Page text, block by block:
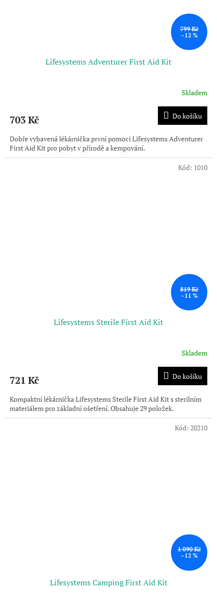
799 Kč
–12 %
Lifesystems Adventurer First Aid Kit
Skladem
703 Kč Do košíku
Dobře vybavená lékárnička první pomoci Lifesystems Adventurer
First Aid Kit pro pobyt v přírodě a kempování.
819 Kč
–11 %
Lifesystems Sterile First Aid Kit
Skladem
721 Kč Do košíku
Kompaktní lékárnička Lifesystems Sterile First Aid Kit s sterilním
materiálem pro základní ošetření. Obsahuje 29 položek.
Kód: 1010
1 090 Kč
–12 %
Lifesystems Camping First Aid Kit
Kód: 20210